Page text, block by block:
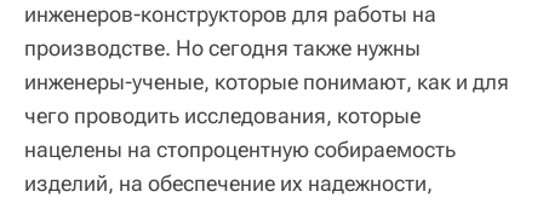
инженеров-конструкторов для работы на
производстве. Но сегодня также нужны
инженеры-ученые, которые понимают, как и для
чего проводить исследования, которые
нацелены на стопроцентную собираемость
изделий, на обеспечение их надежности,